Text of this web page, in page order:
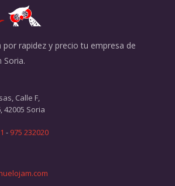
por rapidez y precio tu empresa de
Soria.
Calle F,
42005 Soria
- 975 232020